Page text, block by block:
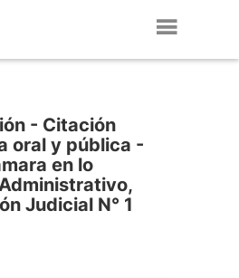
- Citación
oral y pública -
en lo
Judicial N° 1